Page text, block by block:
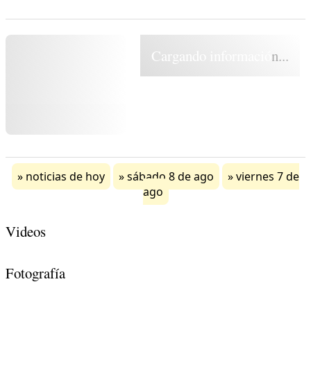
Cargando información...
noticias de hoy sábado 8 de ago
viernes 7 de
ago
Videos
Fotografía